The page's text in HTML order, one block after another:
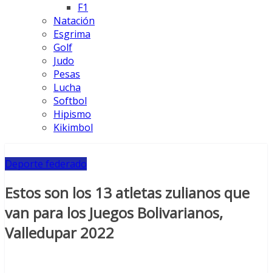
F1
Natación
Esgrima
Golf
Judo
Pesas
Lucha
Softbol
Hipismo
Kikimbol
Deporte federado
Estos son los 13 atletas zulianos que
van para los Juegos Bolivarianos,
Valledupar 2022